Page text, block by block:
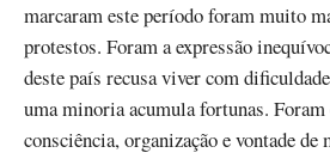
marcaram este período foram muito
protestos. Foram a expressão
deste país recusa viver com
uma minoria acumula fortunas. Foram
consciência, organização e vontade de